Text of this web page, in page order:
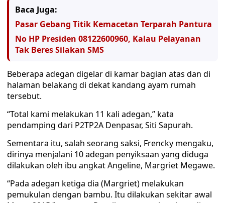
Baca Juga:
Pasar Gebang Titik Kemacetan Terparah Pantura
No HP Presiden 08122600960, Kalau Pelayanan
Tak Beres Silakan SMS
Beberapa adegan digelar di kamar bagian atas dan di
halaman belakang di dekat kandang ayam rumah
tersebut.
“Total kami melakukan 11 kali adegan,” kata
pendamping dari P2TP2A Denpasar, Siti Sapurah.
Sementara itu, salah seorang saksi, Frencky mengaku,
dirinya menjalani 10 adegan penyiksaan yang diduga
dilakukan oleh ibu angkat Angeline, Margriet Megawe.
“Pada adegan ketiga dia (Margriet) melakukan
pemukulan dengan bambu. Itu dilakukan sekitar awal